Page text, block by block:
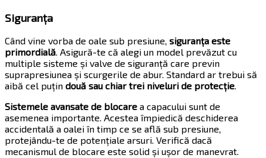
Siguranța
Când vine vorba de oale sub presiune, siguranța este
primordială. Asigură-te că alegi un model prevăzut cu
multiple sisteme și valve de siguranță care previn
suprapresiunea și scurgerile de abur. Standard ar trebui să
aibă cel puțin două sau chiar trei niveluri de protecție.
Sistemele avansate de blocare a capacului sunt de
asemenea importante. Acestea împiedică deschiderea
accidentală a oalei în timp ce se află sub presiune,
protejându-te de potențiale arsuri. Verifică dacă
mecanismul de blocare este solid și ușor de manevrat.